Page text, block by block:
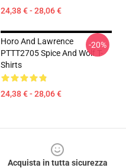
24,38 € - 28,06 €
Horo And Lawrence
PTTT2705 Spice And Wolf T-
Shirts
24,38 € - 28,06 €
-20%
Acquista in tutta sicurezza